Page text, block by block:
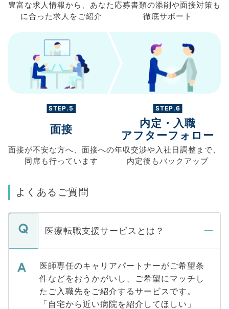
豊富な求人情報から、 あなた
に合った求人を ご紹介
応募書類の添削や面接対策も
徹底サポート
STEP.5
面接
面接が不安な方へ、 面接への
同席も行っています
STEP.6
内定・入職
アフターフォロー
年収交渉や入社日調整まで、
内定後もバックアップ
よくあるご質問
医療転職支援サービスとは？
医師専任のキャリアパートナーがご希望条
件などをおうかがいし、ご希望にマッチし
たご入職先をご紹介するサービスです。
「自宅から近い病院を紹介してほしい」